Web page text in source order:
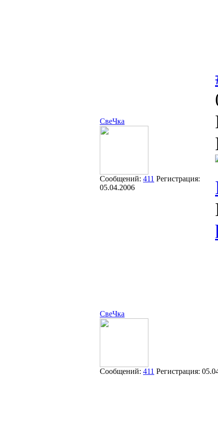
СвеЧка
Сообщений: 411 Регистрация:
05.04.2006
СвеЧка
Сообщений: 411 Регистрация: